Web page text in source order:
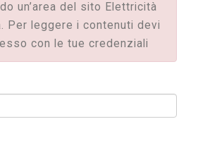
un’area del sito Elettricità
Per leggere i contenuti devi
con le tue credenziali